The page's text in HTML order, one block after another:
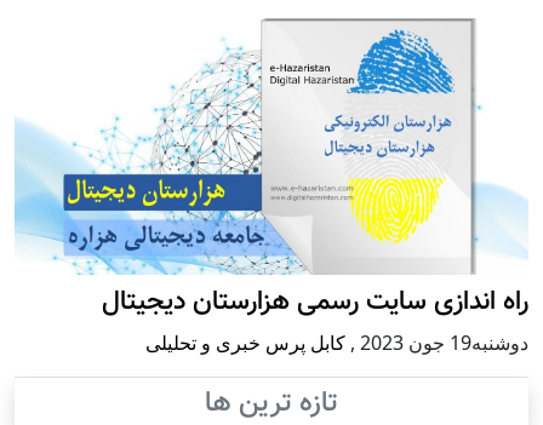
راه اندازی سایت رسمی هزارستان دیجیتال
دوشنبه19 جون 2023 , کابل پرس خبری و تحلیلی
تازه ترین ها